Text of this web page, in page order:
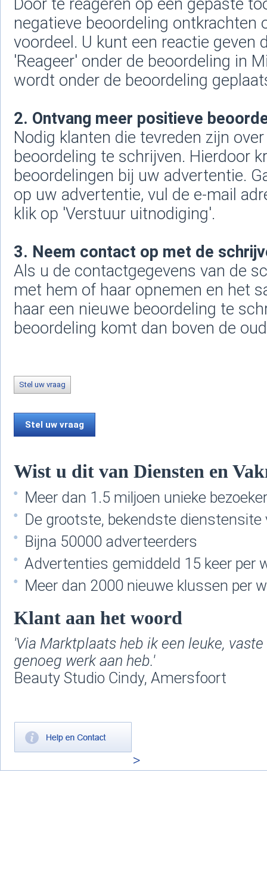
Door te reageren op een gepaste
negatieve beoordeling
voordeel. U kunt een reactie geven
'Reageer' onder de beoordeling in
wordt onder de beoordeling
2. Ontvang meer positieve
Nodig klanten die tevreden zijn
beoordeling te schrijven. Hierdoor
beoordelingen bij uw advertentie.
op uw advertentie, vul de e-mail
klik op 'Verstuur uitnodiging'.
3. Neem contact op met de
Als u de contactgegevens van de
met hem of haar opnemen en het
haar een nieuwe beoordeling te
beoordeling komt dan boven de
Stel uw vraag
Stel uw vraag
Wist u dit van Diensten en
Meer dan 1.5 miljoen unieke
De grootste, bekendste dienstensite
Bijna 50000 adverteerders
Advertenties gemiddeld 15 keer per
Meer dan 2000 nieuwe klussen per
Klant aan het woord
'Via Marktplaats heb ik een leuke,
genoeg werk aan heb.'
Beauty Studio Cindy, Amersfoort
>